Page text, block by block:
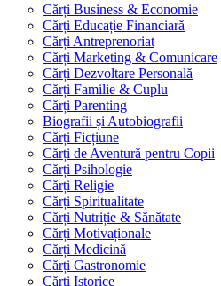
Cărți Business & Economie
Cărți Educație Financiară
Cărți Antreprenoriat
Cărți Marketing & Comunicare
Cărți Dezvoltare Personală
Cărți Familie & Cuplu
Cărți Parenting
Biografii și Autobiografii
Cărți Ficțiune
Cărți de Aventură pentru Copii
Cărți Psihologie
Cărți Religie
Cărți Spiritualitate
Cărți Nutriție & Sănătate
Cărți Motivaționale
Cărți Medicină
Cărți Gastronomie
Cărți Istorice